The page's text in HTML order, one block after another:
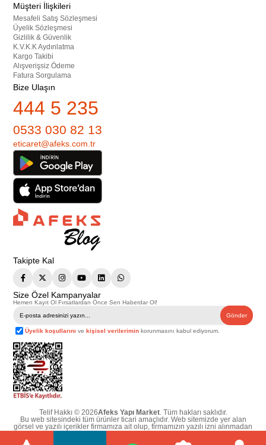
Müşteri İlişkileri
Mesafeli Satış Sözleşmesi
Üyelik Sözleşmesi
Gizlilik & Güvenlik
K.V.K.K Aydınlatma
Kargo Takibi
Alışverişsiz Ödeme
Fatura Sorgulama
Bize Ulaşın
444 5 235
0533 030 82 13
eticaret@afeks.com.tr
Takipte Kal
Size Özel Kampanyalar
Hemen Kayıt Ol Fırsatlardan Önce Sen Haberdar Ol!
Gönder
Üyelik koşullarını vekişisel verilerimin korunmasını kabul ediyorum.
Telif Hakkı © 2026Afeks Yapı Market. Tüm hakları saklıdır.
Bu web sitesindeki tüm ürünler ticari amaçlıdır. Web sitemizde yer alan
görsel ve yazılı içerikler firmamıza ait olup, firmamızın yazılı izni alınmadan
hiçbir yazılı/görsel içerik, logo, kopyalanamaz, kaynak gösterilemez ve
başka yerlerde kullanılamaz. İçeriklerin izin alınmadan kopyalanması ve